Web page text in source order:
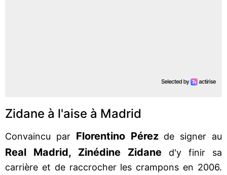
Zidane à l'aise à Madrid
Convaincu par Florentino Pérezde signer au
Real Madrid, Zinédine Zidane d'y finir sa
carrière et de raccrocher les crampons en 2006.